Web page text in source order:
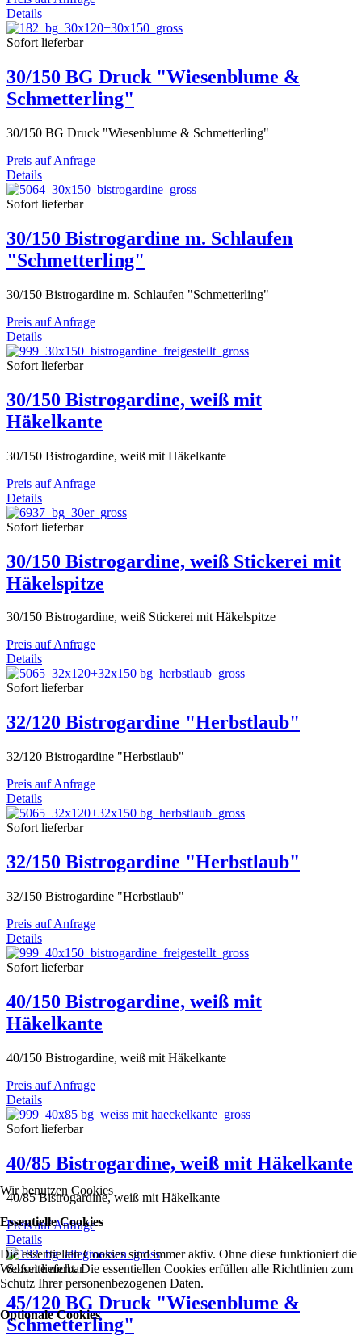
Details
Sofort lieferbar
30/150 BG Druck "Wiesenblume &
Schmetterling"
30/150 BG Druck "Wiesenblume & Schmetterling"
Preis auf Anfrage
Details
Sofort lieferbar
30/150 Bistrogardine m. Schlaufen
"Schmetterling"
30/150 Bistrogardine m. Schlaufen "Schmetterling"
Preis auf Anfrage
Details
Sofort lieferbar
30/150 Bistrogardine, weiß mit
Häkelkante
30/150 Bistrogardine, weiß mit Häkelkante
Preis auf Anfrage
Details
Sofort lieferbar
30/150 Bistrogardine, weiß Stickerei mit
Häkelspitze
30/150 Bistrogardine, weiß Stickerei mit Häkelspitze
Preis auf Anfrage
Details
Sofort lieferbar
32/120 Bistrogardine "Herbstlaub"
32/120 Bistrogardine "Herbstlaub"
Preis auf Anfrage
Details
Sofort lieferbar
32/150 Bistrogardine "Herbstlaub"
32/150 Bistrogardine "Herbstlaub"
Preis auf Anfrage
Details
Sofort lieferbar
40/150 Bistrogardine, weiß mit
Häkelkante
40/150 Bistrogardine, weiß mit Häkelkante
Preis auf Anfrage
Details
Sofort lieferbar
40/85 Bistrogardine, weiß mit Häkelkante
40/85 Bistrogardine, weiß mit Häkelkante
Preis auf Anfrage
Details
Sofort lieferbar
45/120 BG Druck "Wiesenblume &
Schmetterling"
Wir benutzen Cookies
Essentielle Cookies
Die essentiellen Cookies sind immer aktiv. Ohne diese funktioniert die
Webseite nicht. Die essentiellen Cookies erfüllen alle Richtlinien zum
Schutz Ihrer personenbezogenen Daten.
Optionale Cookies